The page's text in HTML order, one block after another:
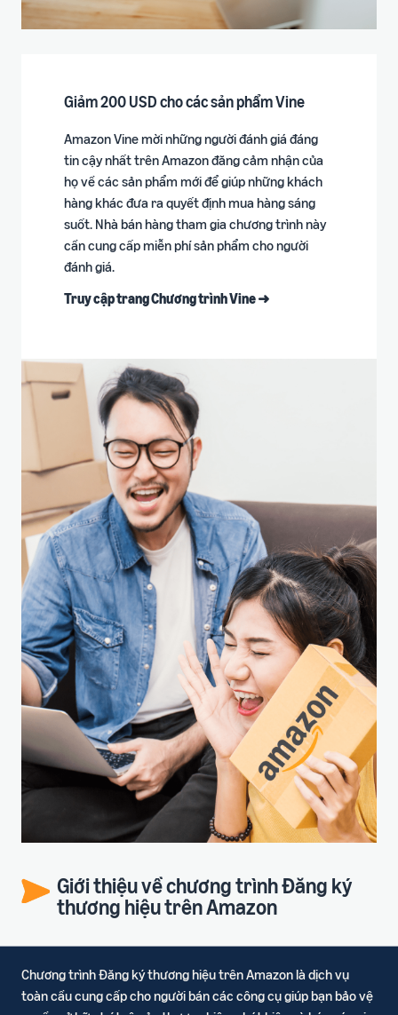
Giảm 200 USD cho các sản phẩm Vine
Amazon Vine mời những người đánh giá đáng
tin cậy nhất trên Amazon đăng cảm nhận của
họ về các sản phẩm mới để giúp những khách
hàng khác đưa ra quyết định mua hàng sáng
suốt. Nhà bán hàng tham gia chương trình này
cần cung cấp miễn phí sản phẩm cho người
đánh giá.
Truy cập trang Chương trình Vine ➜
Giới thiệu về chương trình Đăng ký
thương hiệu trên Amazon
Chương trình Đăng ký thương hiệu trên Amazon là dịch vụ
toàn cầu cung cấp cho người bán các công cụ giúp bạn bảo vệ